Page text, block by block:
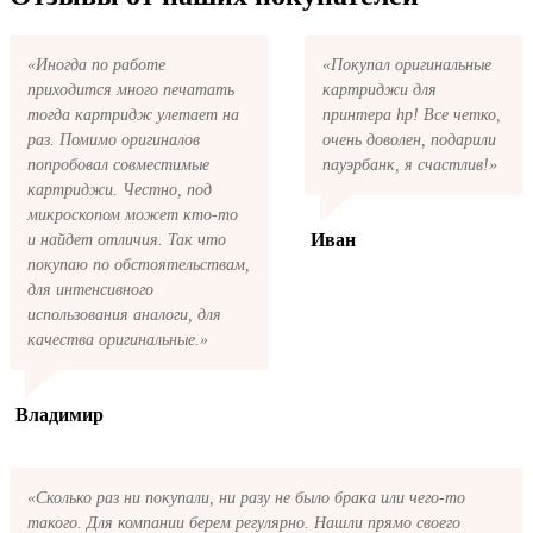
письмо с копией заказа. Это значит, что
доставку. Если вы не получили письмо с
копией заказа, пожалуйста, свяжитесь с
нами через сервис обратная связь, или
позвоните.
«Иногда по работе
приходится много печатать
тогда картридж улетает на
раз. Помимо оригиналов
попробовал совместимые
картриджи. Честно, под
микроскопом может кто-то
и найдет отличия. Так что
покупаю по обстоятельствам,
для интенсивного
использования аналоги, для
качества оригинальные.»
Владимир
«Покупал оригинальные
картриджи для
принтера hp! Все четко,
очень доволен, подарили
пауэрбанк, я счастлив!»
Иван
«Сколько раз ни покупали, ни разу не было брака или чего-то
такого. Для компании берем регулярно. Нашли прямо своего